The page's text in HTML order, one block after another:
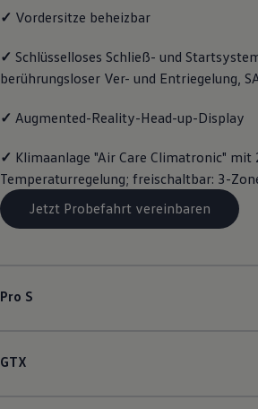
Magazin
Transport
Familie
Elektromobilität
Pannen- und Unfallhilfe
✓ Vordersitze beheizbar
✓ Schlüsselloses Schließ- und
berührungsloser Ver- und Entriegelung,
✓ Augmented-Reality-Head-up-Display
✓ Klimaanlage "Air Care Climatronic" mit
Temperaturregelung; freischaltbar: 3-
Jetzt Probefahrt vereinbaren
Pro S
GTX